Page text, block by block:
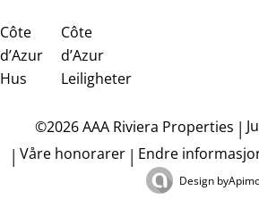
Côte
d’Azur
Hus
Côte
d’Azur
Leiligheter
©2026 AAA Riviera Properties
Våre honorarer
Endre
Design by